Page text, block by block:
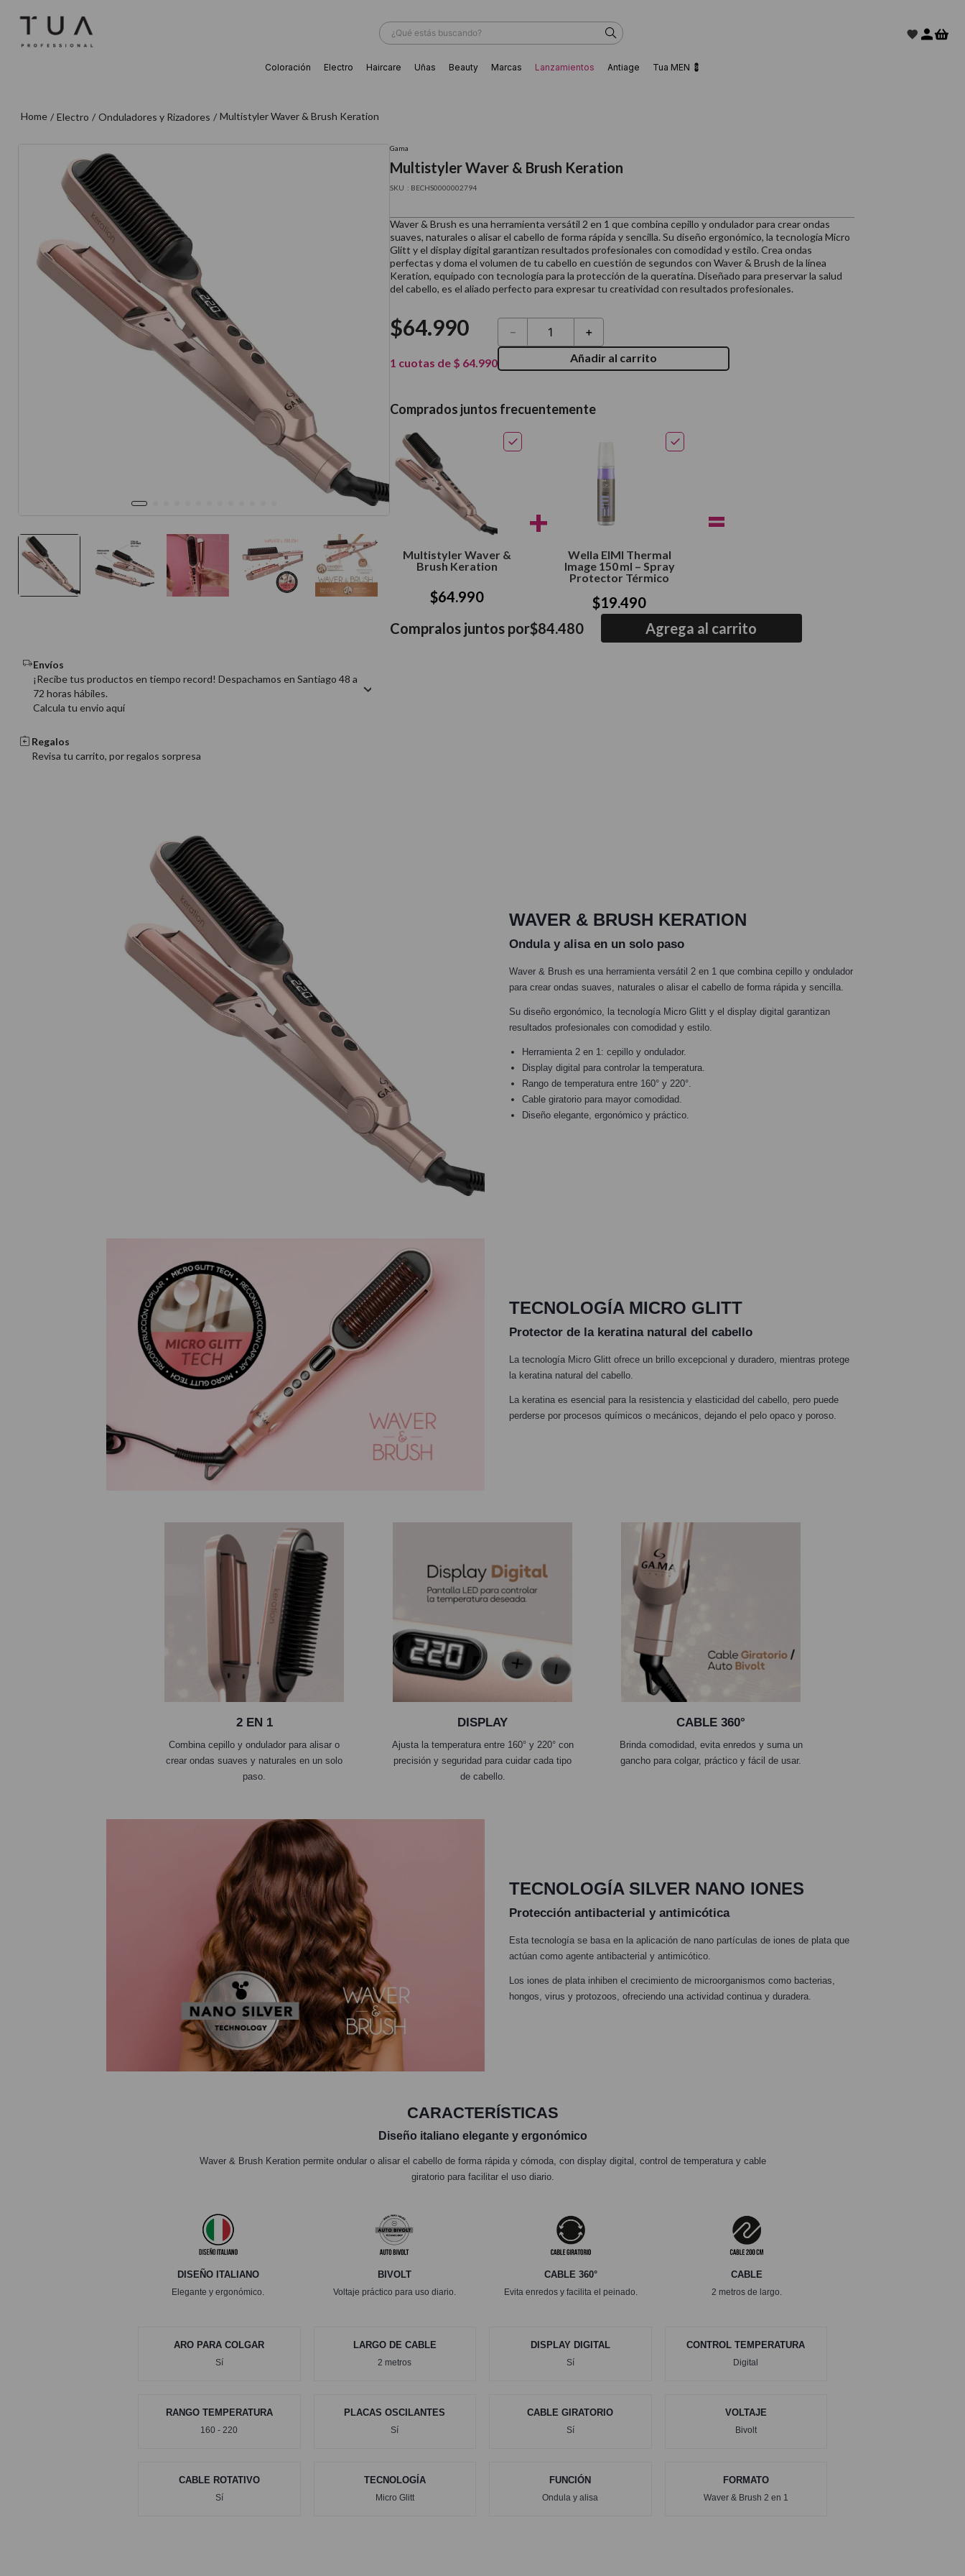
¿Qué estás buscando?
Coloración Electro Haircare Uñas Beauty Marcas Lanzamientos Antiage Tua MEN 💈
Electro Onduladores y Rizadores Multistyler Waver & Brush Keration
Envíos
¡Recibe tus productos en tiempo record! Despachamos en Santiago 48 a
72 horas hábiles.
Calcula tu envio aquí
Regalos
Revisa tu carrito, por regalos sorpresa
Gama
Multistyler Waver & Brush Keration
: BECHS0000002794
Waver & Brush es una herramienta versátil 2 en 1 que combina cepillo y ondulador para crear ondas
suaves, naturales o alisar el cabello de forma rápida y sencilla. Su diseño ergonómico, la tecnología Micro
Glitt y el display digital garantizan resultados profesionales con comodidad y estilo. Crea ondas
perfectas y doma el volumen de tu cabello en cuestión de segundos con Waver & Brush de la línea
Keration, equipado con tecnología para la protección de la queratina. Diseñado para preservar la salud
del cabello, es el aliado perfecto para expresar tu creatividad con resultados profesionales.
$64.990
1 cuotas de $ 64.990
＋
－
Añadir al carrito
Comprados juntos frecuentemente
Multistyler Waver &
Brush Keration
$64.990
+
Wella EIMI Thermal
Image 150 ml – Spray
Protector Térmico
$19.490
Compralos juntos por$84.480 Agrega al carrito
WAVER & BRUSH KERATION
Ondula y alisa en un solo paso
Waver & Brush es una herramienta versátil 2 en 1 que combina cepillo y ondulador
para crear ondas suaves, naturales o alisar el cabello de forma rápida y sencilla.
Su diseño ergonómico, la tecnología Micro Glitt y el display digital garantizan
resultados profesionales con comodidad y estilo.
Herramienta 2 en 1: cepillo y ondulador.
Display digital para controlar la temperatura.
Rango de temperatura entre 160° y 220°.
Cable giratorio para mayor comodidad.
Diseño elegante, ergonómico y práctico.
TECNOLOGÍA MICRO GLITT
Protector de la keratina natural del cabello
La tecnología Micro Glitt ofrece un brillo excepcional y duradero, mientras protege
la keratina natural del cabello.
La keratina es esencial para la resistencia y elasticidad del cabello, pero puede
perderse por procesos químicos o mecánicos, dejando el pelo opaco y poroso.
2 EN 1
Combina cepillo y ondulador para alisar o
crear ondas suaves y naturales en un solo
paso.
DISPLAY
Ajusta la temperatura entre 160° y 220° con
precisión y seguridad para cuidar cada tipo
de cabello.
CABLE 360°
Brinda comodidad, evita enredos y suma un
gancho para colgar, práctico y fácil de usar.
TECNOLOGÍA SILVER NANO IONES
Protección antibacterial y antimicótica
Esta tecnología se basa en la aplicación de nano partículas de iones de plata que
actúan como agente antibacterial y antimicótico.
Los iones de plata inhiben el crecimiento de microorganismos como bacterias,
hongos, virus y protozoos, ofreciendo una actividad continua y duradera.
CARACTERÍSTICAS
Diseño italiano elegante y ergonómico
Waver & Brush Keration permite ondular o alisar el cabello de forma rápida y cómoda, con display digital, control de temperatura y cable
giratorio para facilitar el uso diario.
DISEÑO ITALIANO
Elegante y ergonómico.
BIVOLT
Voltaje práctico para uso diario.
CABLE 360°
Evita enredos y facilita el peinado.
CABLE
2 metros de largo.
ARO PARA COLGAR
Sí
LARGO DE CABLE
2 metros
DISPLAY DIGITAL
Sí
CONTROL TEMPERATURA
Digital
RANGO TEMPERATURA
160 - 220
PLACAS OSCILANTES
Sí
CABLE GIRATORIO
Sí
VOLTAJE
Bivolt
CABLE ROTATIVO
Sí
TECNOLOGÍA
Micro Glitt
FUNCIÓN
Ondula y alisa
FORMATO
Waver & Brush 2 en 1